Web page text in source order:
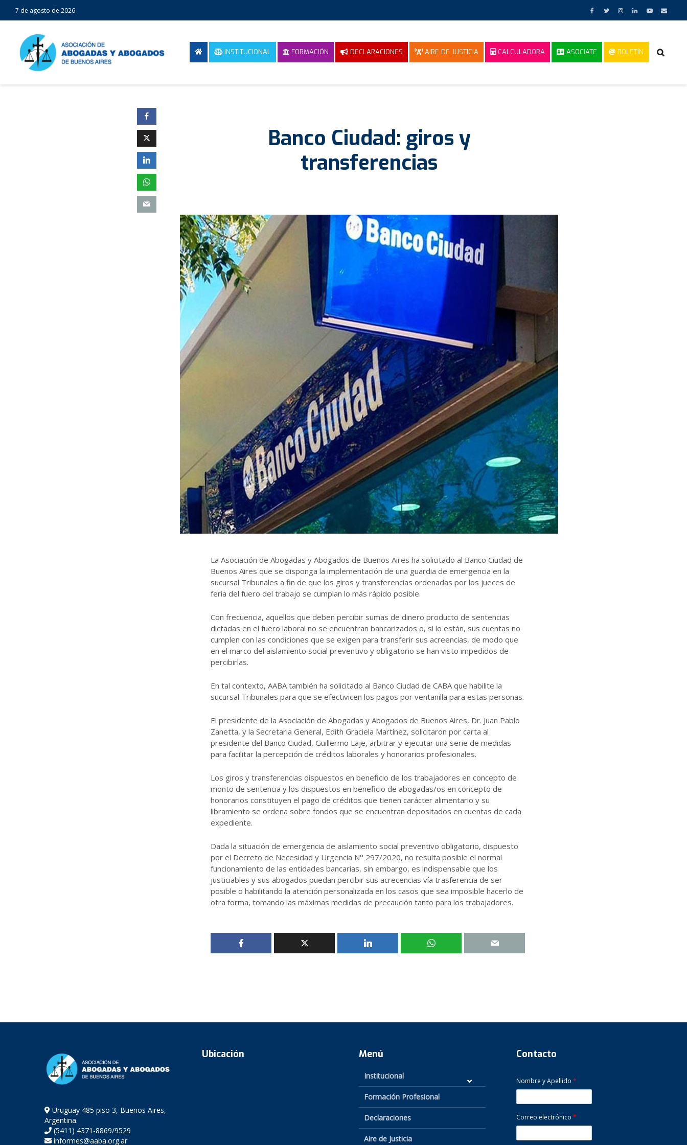
7 de agosto de 2026
INSTITUCIONAL FORMACIÓN DECLARACIONES AIRE DE JUSTICIA CALCULADORA ASOCIATE BOLETÍN
Banco Ciudad: giros y
transferencias
La Asociación de Abogadas y Abogados de Buenos Aires ha solicitado al Banco Ciudad de
Buenos Aires que se disponga la implementación de una guardia de emergencia en la
sucursal Tribunales a fin de que los giros y transferencias ordenadas por los jueces de
feria del fuero del trabajo se cumplan lo más rápido posible.
Con frecuencia, aquellos que deben percibir sumas de dinero producto de sentencias
dictadas en el fuero laboral no se encuentran bancarizados o, si lo están, sus cuentas no
cumplen con las condiciones que se exigen para transferir sus acreencias, de modo que
en el marco del aislamiento social preventivo y obligatorio se han visto impedidos de
percibirlas.
En tal contexto, AABA también ha solicitado al Banco Ciudad de CABA que habilite la
sucursal Tribunales para que se efectivicen los pagos por ventanilla para estas personas.
El presidente de la Asociación de Abogadas y Abogados de Buenos Aires, Dr. Juan Pablo
Zanetta, y la Secretaria General, Edith Graciela Martínez, solicitaron por carta al
presidente del Banco Ciudad, Guillermo Laje, arbitrar y ejecutar una serie de medidas
para facilitar la percepción de créditos laborales y honorarios profesionales.
Los giros y transferencias dispuestos en beneficio de los trabajadores en concepto de
monto de sentencia y los dispuestos en beneficio de abogadas/os en concepto de
honorarios constituyen el pago de créditos que tienen carácter alimentario y su
libramiento se ordena sobre fondos que se encuentran depositados en cuentas de cada
expediente.
Dada la situación de emergencia de aislamiento social preventivo obligatorio, dispuesto
por el Decreto de Necesidad y Urgencia N° 297/2020, no resulta posible el normal
funcionamiento de las entidades bancarias, sin embargo, es indispensable que los
justiciables y sus abogados puedan percibir sus acrecencias vía trasferencia de ser
posible o habilitando la atención personalizada en los casos que sea imposible hacerlo de
otra forma, tomando las máximas medidas de precaución tanto para los trabajadores.
Uruguay 485 piso 3, Buenos Aires,
Argentina.
(5411) 4371-8869/9529
informes@aaba.org.ar
Ubicación Menú
Institucional
Formación Profesional
Declaraciones
Aire de Justicia
Contacto
Nombre y Apellido *
Correo electrónico *